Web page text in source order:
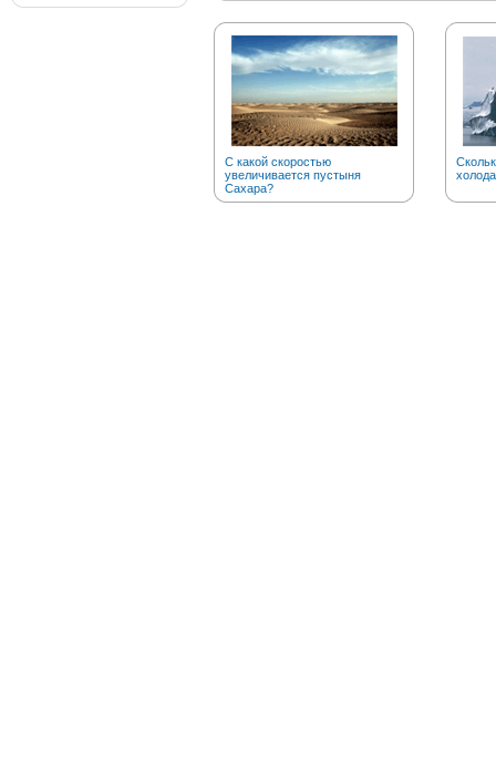
С какой скоростью
увеличивается пустыня
Сахара?